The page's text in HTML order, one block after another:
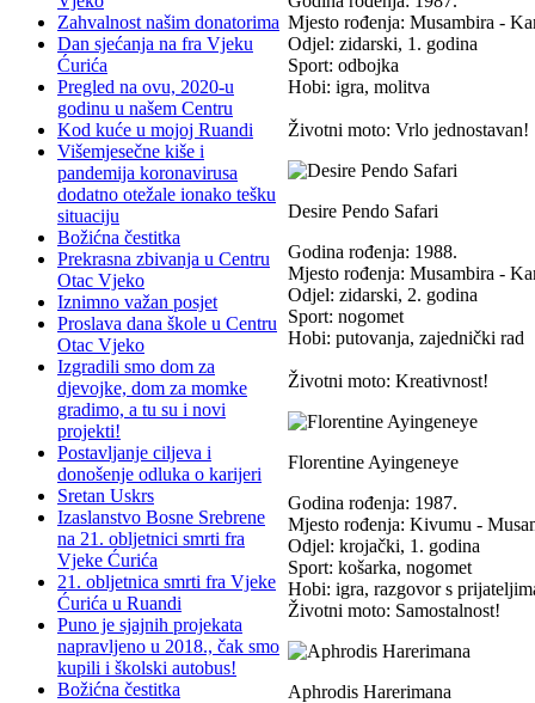
Zahvalnost našim donatorima
Dan sjećanja na fra Vjeku
Ćurića
Pregled na ovu, 2020-u
godinu u našem Centru
Kod kuće u mojoj Ruandi
Višemjesečne kiše i
pandemija koronavirusa
dodatno otežale ionako tešku
situaciju
Božićna čestitka
Prekrasna zbivanja u Centru
Otac Vjeko
Iznimno važan posjet
Proslava dana škole u Centru
Otac Vjeko
Izgradili smo dom za
djevojke, dom za momke
gradimo, a tu su i novi
projekti!
Postavljanje ciljeva i
donošenje odluka o karijeri
Sretan Uskrs
Izaslanstvo Bosne Srebrene
na 21. obljetnici smrti fra
Vjeke Ćurića
21. obljetnica smrti fra Vjeke
Ćurića u Ruandi
Puno je sjajnih projekata
napravljeno u 2018., čak smo
kupili i školski autobus!
Božićna čestitka
Mjesto rođenja: Musambira -
Odjel: zidarski, 1. godina
Sport: odbojka
Hobi: igra, molitva
Životni moto: Vrlo jednostavan!
Desire Pendo Safari
Godina rođenja: 1988.
Mjesto rođenja: Musambira -
Odjel: zidarski, 2. godina
Sport: nogomet
Hobi: putovanja, zajednički rad
Životni moto: Kreativnost!
Florentine Ayingeneye
Godina rođenja: 1987.
Mjesto rođenja: Kivumu -
Odjel: krojački, 1. godina
Sport: košarka, nogomet
Hobi: igra, razgovor s
Životni moto: Samostalnost!
Aphrodis Harerimana